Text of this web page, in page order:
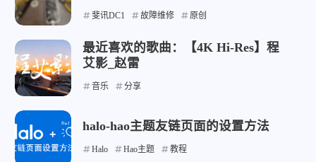
斐讯DC1 故障维修 原创
最近喜欢的歌曲：【4K Hi-Res】程
艾影_赵雷
音乐 分享
halo-hao主题友链页面的设置方法
Halo Hao主题 教程